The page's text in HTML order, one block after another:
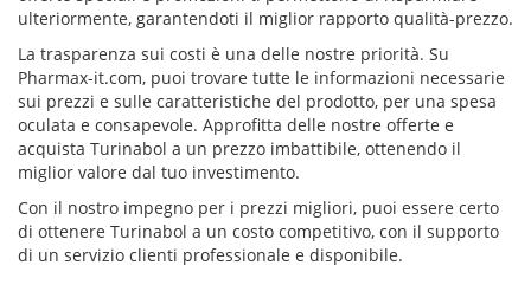
ulteriormente, garantendoti il miglior rapporto qualità-prezzo.
La trasparenza sui costi è una delle nostre priorità. Su
Pharmax-it.com, puoi trovare tutte le informazioni necessarie
sui prezzi e sulle caratteristiche del prodotto, per una spesa
oculata e consapevole. Approfitta delle nostre offerte e
acquista Turinabol a un prezzo imbattibile, ottenendo il
miglior valore dal tuo investimento.
Con il nostro impegno per i prezzi migliori, puoi essere certo
di ottenere Turinabol a un costo competitivo, con il supporto
di un servizio clienti professionale e disponibile.